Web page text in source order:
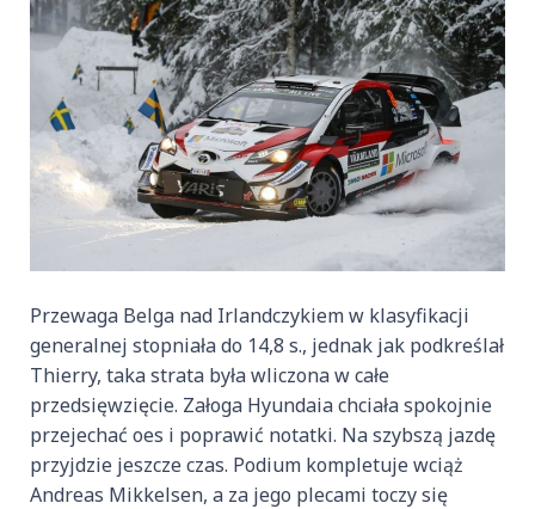
Przewaga Belga nad Irlandczykiem w klasyfikacji
generalnej stopniała do 14,8 s., jednak jak podkreślał
Thierry, taka strata była wliczona w całe
przedsięwzięcie. Załoga Hyundaia chciała spokojnie
przejechać oes i poprawić notatki. Na szybszą jazdę
przyjdzie jeszcze czas. Podium kompletuje wciąż
Andreas Mikkelsen, a za jego plecami toczy się